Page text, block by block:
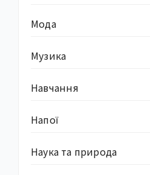
Мода
Музика
Навчання
Напої
Наука та природа